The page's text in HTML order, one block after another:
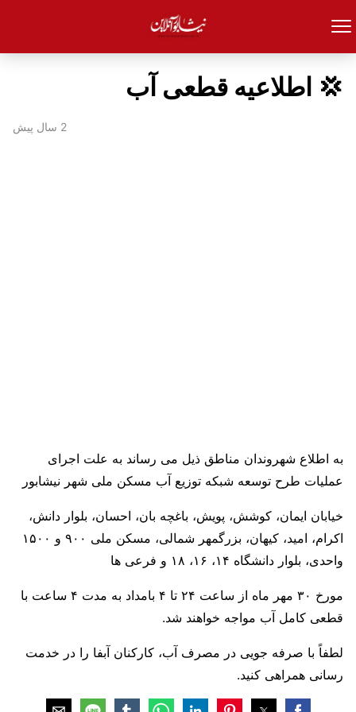
💢 اطلاعیه قطعی آب
2 سال پیش
به اطلاع شهروندان مناطق ذیل می رساند به علت اجرای
عملیات طرح توسعه شبکه توزیع آب مسکن ملی شهر نیشابور
خیابان ایمان، کوشش، پویش، باغچه بان، احسان، بلوار دانش،
اکرام، امید، کیهان، بزرگمهر شمالی، مسکن ملی ٩٠٠ و ١۵٠٠
واحدی، بلوار دانشگاه ١۴، ١۶، ١٨ و فرعی ها
مورخ ٣٠ مهر ماه از ساعت ٢۴ تا ۴ بامداد به مدت ۴ ساعت با
قطعی کامل آب مواجه خواهند شد.
لطفاً با صرفه جویی در مصرف آب، کارکنان آبفا را در خدمت
رسانی همراهی کنید.